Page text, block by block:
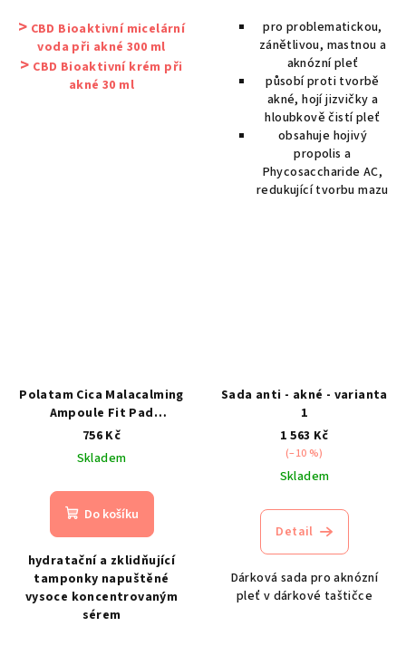
> CBD Bioaktivní micelární
voda při akné 300 ml
> CBD Bioaktivní krém při
akné 30 ml
pro problematickou,
zánětlivou, mastnou a
aknózní pleť
působí proti tvorbě
akné, hojí jizvičky a
hloubkově čistí pleť
obsahuje hojivý
propolis a
Phycosaccharide AC,
redukující tvorbu mazu
Polatam Cica Malacalming
Ampoule Fit Pad
150ml/100ks- hydratační a
zklidňující tamponky
756 Kč
Skladem
Do košíku
hydratační a zklidňující
tamponky napuštěné
vysoce koncentrovaným
sérem
Sada anti - akné - varianta
1
1 563 Kč
(–10 %)
Skladem
Detail
Dárková sada pro aknózní
pleť v dárkové taštičce